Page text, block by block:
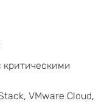
критическими
VMware Cloud,